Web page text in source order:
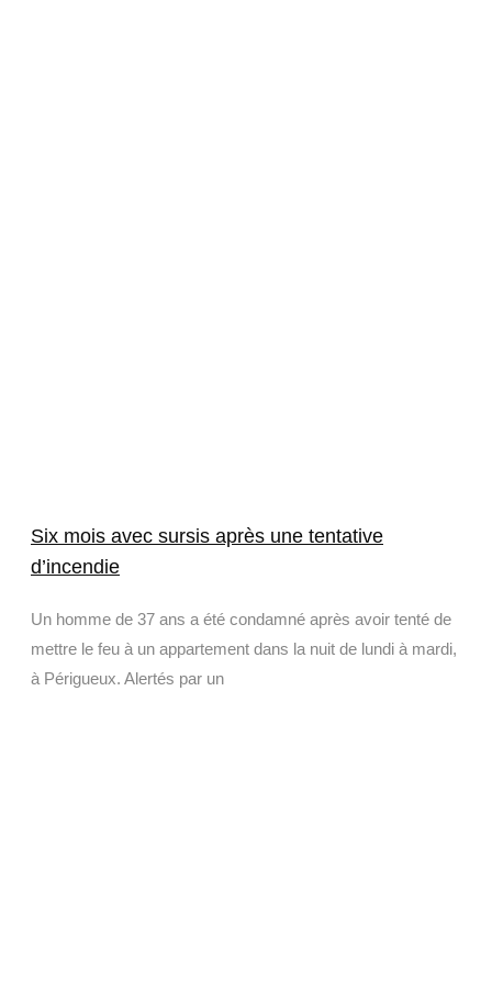
Six mois avec sursis après une tentative
d’incendie
Un homme de 37 ans a été condamné après avoir tenté de
mettre le feu à un appartement dans la nuit de lundi à mardi,
à Périgueux. Alertés par un